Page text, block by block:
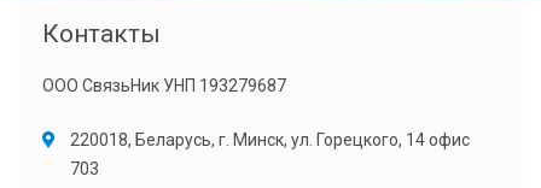
Контакты
ООО СвязьНик УНП 193279687
220018, Беларусь, г. Минск, ул. Горецкого, 14 офис
703